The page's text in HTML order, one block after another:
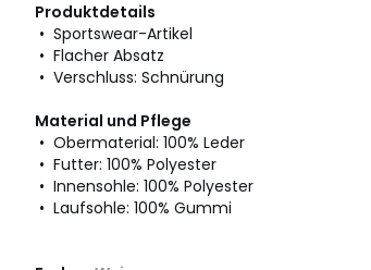
Produktdetails
• Sportswear-Artikel
• Flacher Absatz
• Verschluss: Schnürung
Material und Pflege
• Obermaterial: 100% Leder
• Futter: 100% Polyester
• Innensohle: 100% Polyester
• Laufsohle: 100% Gummi